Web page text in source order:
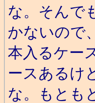
な。そんで
かないので
本入るケー
ースあるけ
な。もとも